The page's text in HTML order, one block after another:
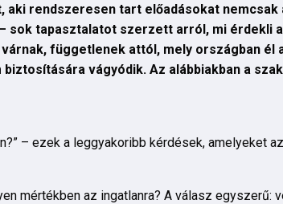
rendszeresen tart előadásokat nemcsak
sok tapasztalatot szerzett arról, mi érdekli
függetlenek attól, mely országban él
vágyódik. Az alábbiakban a
– ezek a leggyakoribb kérdések, amelyeket
mértékben az ingatlanra? A válasz egyszerű: